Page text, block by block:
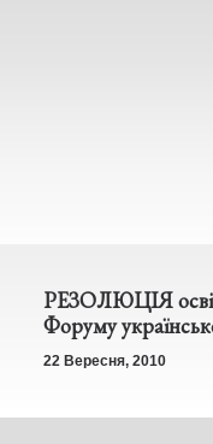
РЕЗОЛЮЦІЯ
Форуму
22 Вересня, 2010